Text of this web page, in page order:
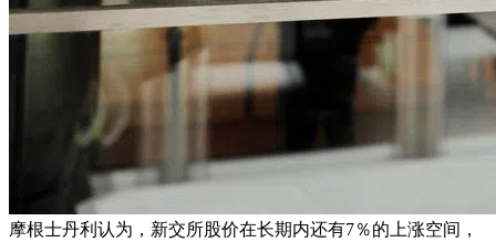
摩根士丹利认为，新交所股价在长期内还有7％的上涨空间，